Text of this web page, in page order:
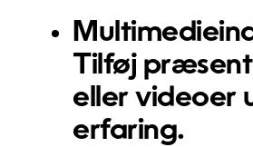
Tilføj
eller videoer
erfaring.